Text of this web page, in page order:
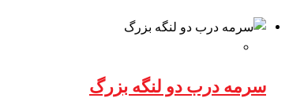
سرمه درب دو لنگه بزرگ